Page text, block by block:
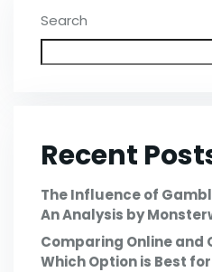
Search
Recent
The Influence of
An Analysis by
Comparing Online and
Which Option is Best